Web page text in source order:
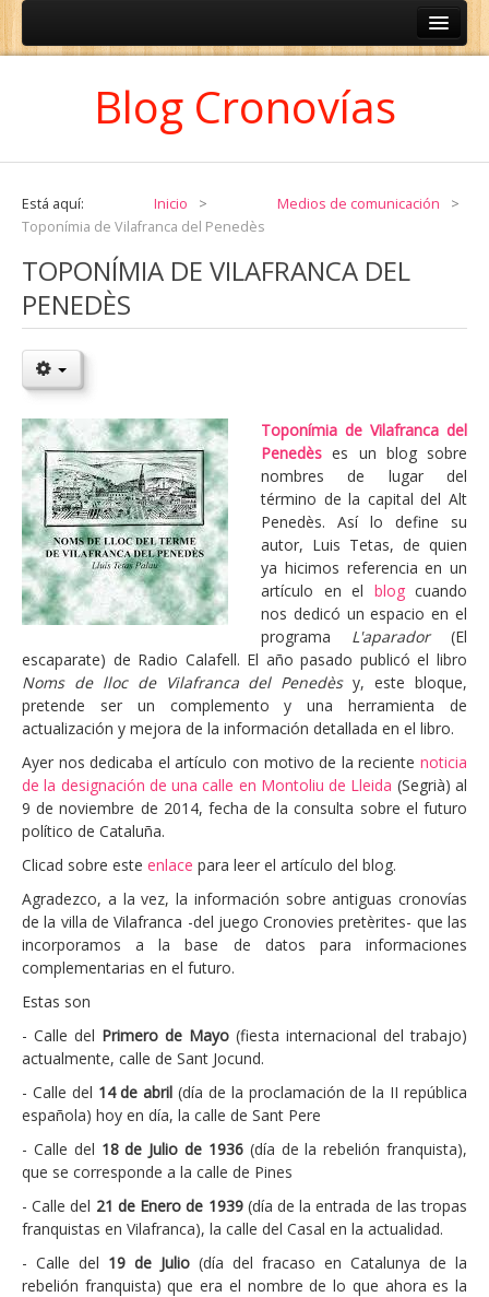
Blog Cronovías
Está aquí: Inicio > Medios de comunicación
>
Toponímia de Vilafranca del Penedès
TOPONÍMIA DE VILAFRANCA DEL
PENEDÈS
Toponímia de Vilafranca del
Penedès es un blog sobre
nombres de lugar del
término de la capital del Alt
Penedès. Así lo define su
autor, Luis Tetas, de quien
ya hicimos referencia en un
artículo en el blog cuando
nos dedicó un espacio en el
programa L'aparador(El
escaparate) de Radio Calafell. El año pasado publicó el libro
Noms de lloc de Vilafranca del Penedèsy, este bloque,
pretende ser un complemento y una herramienta de
actualización y mejora de la información detallada en el libro.
Ayer nos dedicaba el artículo con motivo de la reciente noticia
de la designación de una calle en Montoliu de Lleida (Segrià) al
9 de noviembre de 2014, fecha de la consulta sobre el futuro
político de Cataluña.
Clicad sobre este enlace para leer el artículo del blog.
Agradezco, a la vez, la información sobre antiguas cronovías
de la villa de Vilafranca -del juego Cronovies pretèrites- que las
incorporamos a la base de datos para informaciones
complementarias en el futuro.
Estas son
- Calle del Primero de Mayo (fiesta internacional del trabajo)
actualmente, calle de Sant Jocund.
- Calle del 14 de abril (día de la proclamación de la II república
española) hoy en día, la calle de Sant Pere
- Calle del 18 de Julio de 1936(día de la rebelión franquista),
que se corresponde a la calle de Pines
- Calle del 21 de Enero de 1939(día de la entrada de las tropas
franquistas en Vilafranca), la calle del Casal en la actualidad.
- Calle del 19 de Julio (día del fracaso en Catalunya de la
rebelión franquista) que era el nombre de lo que ahora es la